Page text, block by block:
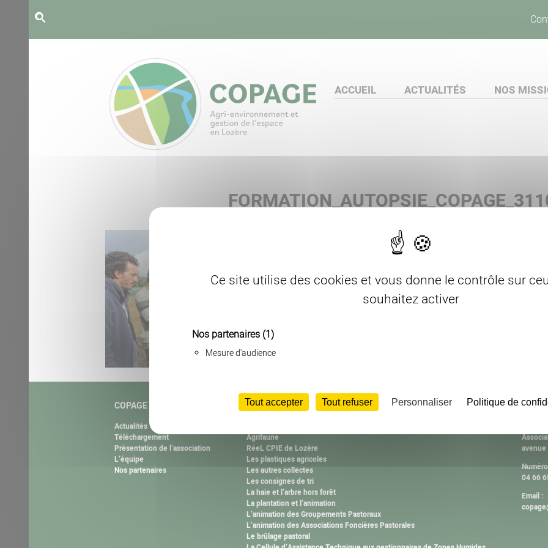
Ce site utilise des cookies et vous donne le contrôle sur
souhaitez activer
Nos partenaires (1)
Mesure d'audience
Tout accepter Tout refuser Personnaliser Politique de
ACCUEIL ACTUALITÉS NOS
COPAGE
Actualités
Téléchargement
Présentation de l’association
L’équipe
Nos partenaires
NOS MISSIONS
Agrifaune
RéeL CPIE de Lozère
Les plastiques agricoles
Les autres collectes
Les consignes de tri
La haie et l’arbre hors forêt
La plantation et l’animation
L’animation des Groupements Pastoraux
L’animation des Associations Foncières Pastorales
Le brûlage pastoral
04 66
Email :